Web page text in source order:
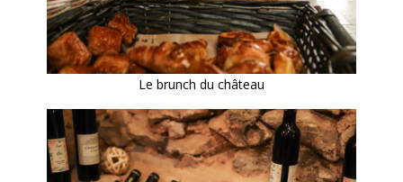
Le brunch du château